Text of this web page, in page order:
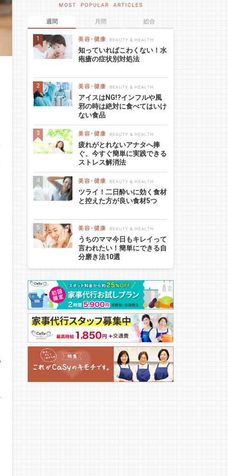
週間 月間 総合
知っていればこわくない！水
疱瘡の症状別対処法
アイスはNG!?インフルや風
邪の時は絶対に食べてはいけ
ない食品
疲れがとれないアナタへ捧
ぐ、今すぐ簡単に実践できる
ストレス解消法
ツライ！二日酔いに効く食材
と控えた方が良い食材5つ
うちのママ今日もキレイって
言われたい！簡単にできる自
分磨き法10選